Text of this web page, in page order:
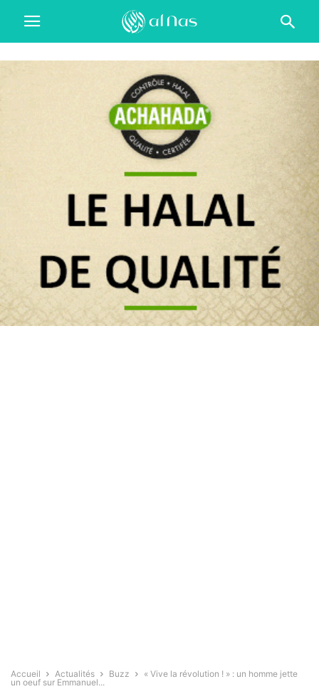
Accueil Actualités Buzz
« Vive la révolution ! » : un homme jette
un oeuf sur Emmanuel...